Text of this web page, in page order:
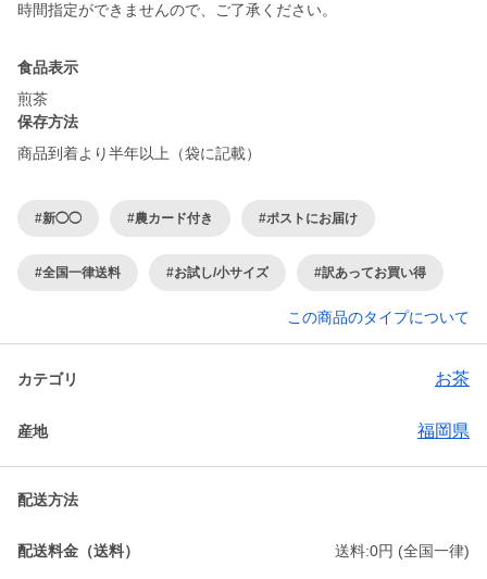
時間指定ができませんので、ご了承ください。
食品表示
煎茶
保存方法
商品到着より半年以上（袋に記載）
#新◯◯ #農カード付き #ポストにお届け
#全国一律送料 #お試し/小サイズ #訳あってお買い得
この商品のタイプについて
カテゴリ お茶
産地 福岡県
配送方法
配送料金（送料） 送料:0円 (全国一律)